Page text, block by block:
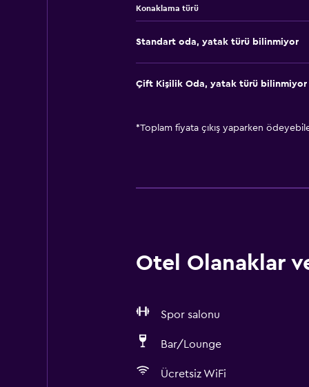
Konaklama türü
Standart oda, yatak türü bilinmiyor
Çift ​Kişilik Oda, yatak türü bilinmiyor
*Toplam fiyata çıkış yaparken
Otel Olanaklar
Spor salonu
Bar/Lounge
Ücretsiz WiFi